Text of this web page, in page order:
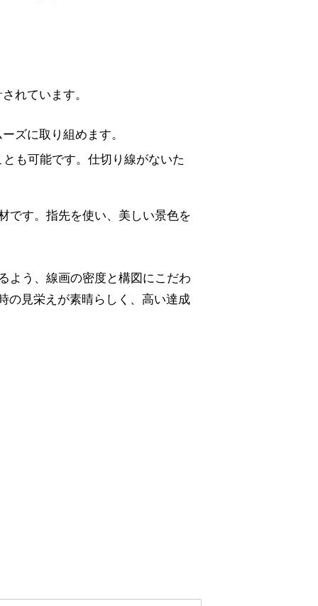
れています。
ズに取り組めます。
も可能です。仕切り線がないた
です。指先を使い、美しい景色を
よう、線画の密度と構図にこだわ
の見栄えが素晴らしく、高い達成